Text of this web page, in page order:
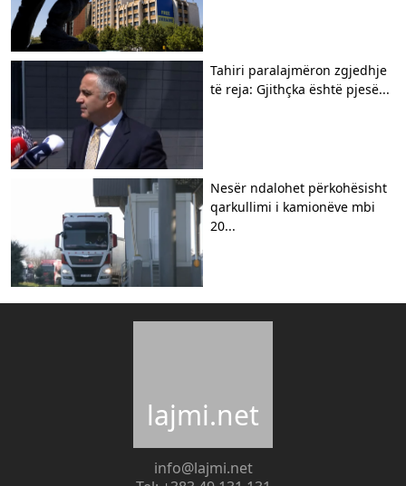
Tahiri paralajmëron zgjedhje
të reja: Gjithçka është pjesë...
Nesër ndalohet përkohësisht
qarkullimi i kamionëve mbi
20...
lajmi.net
info@lajmi.net